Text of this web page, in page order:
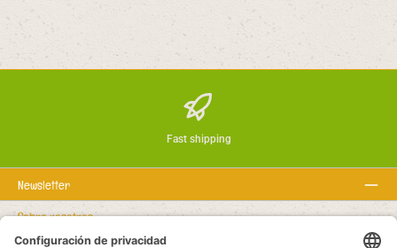
Fast shipping
Newsletter
Sobre nosotros